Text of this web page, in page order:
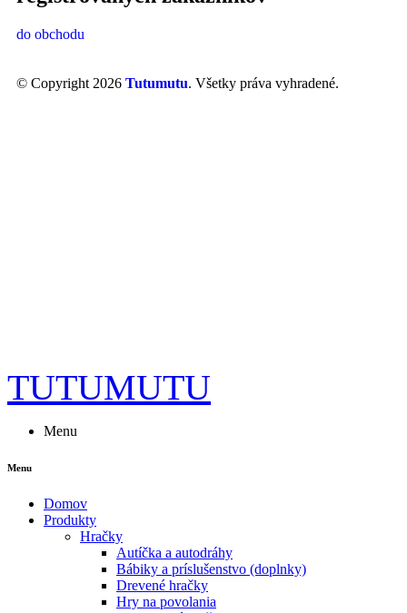
do obchodu
© Copyright 2026 Tutumutu. Všetky práva vyhradené.
TUTUMUTU
Menu
Menu
Domov
Produkty
Hračky
Autíčka a autodráhy
Bábiky a príslušenstvo (doplnky)
Drevené hračky
Hry na povolania